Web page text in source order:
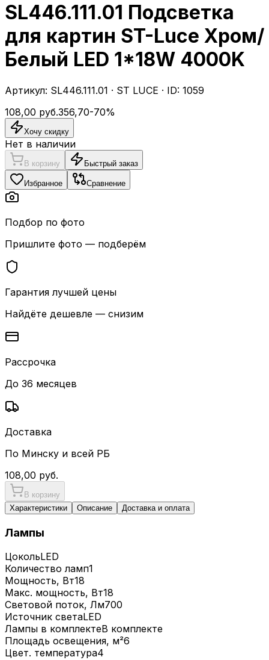
SL446.111.01 Подсветка
для картин ST-Luce Хром/
Белый LED 1*18W 4000K
Артикул: SL446.111.01 · ST LUCE · ID: 1059
108,00 руб.356,70-70%
Хочу скидку
Нет в наличии
В корзину Быстрый заказ
Избранное Сравнение
Подбор по фото
Пришлите фото — подберём
Гарантия лучшей цены
Найдёте дешевле — снизим
Рассрочка
До 36 месяцев
Доставка
По Минску и всей РБ
108,00 руб.
В корзину
Характеристики
Описание Доставка и оплата
Лампы
ЦокольLED
Количество ламп1
Мощность, Вт18
Макс. мощность, Вт18
Световой поток, Лм700
Источник светаLED
Лампы в комплектеВ комплекте
Площадь освещения, м²6
Цвет. температура4